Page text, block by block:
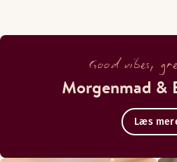
Good vibes,
Morgenmad &
Læs